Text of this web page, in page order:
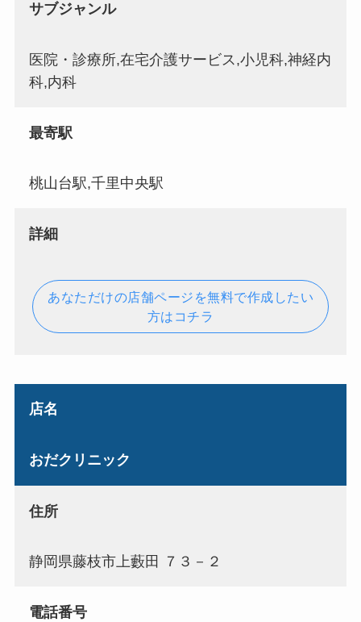
サブジャンル
医院・診療所,在宅介護サービス,小児科,神経内
科,内科
最寄駅
桃山台駅,千里中央駅
詳細
あなただけの店舗ページを無料で作成したい
方はコチラ
店名
おだクリニック
住所
静岡県藤枝市上藪田 ７３－２
電話番号